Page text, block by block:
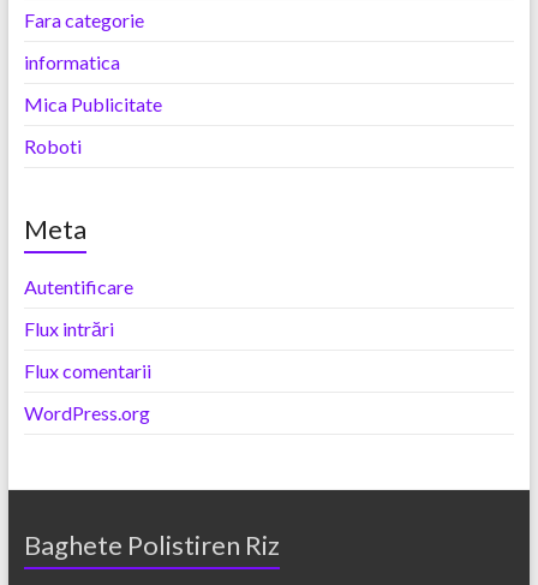
Fara categorie
informatica
Mica Publicitate
Roboti
Meta
Autentificare
Flux intrări
Flux comentarii
WordPress.org
Baghete Polistiren Riz